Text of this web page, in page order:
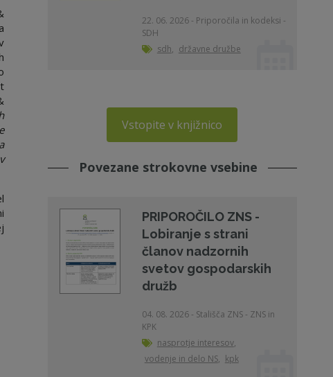
22. 06. 2026 - Priporočila in kodeksi -
SDH
sdh, državne družbe
Vstopite v knjižnico
Povezane strokovne vsebine
PRIPOROČILO ZNS -
Lobiranje s strani
članov nadzornih
svetov gospodarskih
družb
04. 08. 2026 - Stališča ZNS - ZNS in
KPK
nasprotje interesov,
vodenje in delo NS, kpk